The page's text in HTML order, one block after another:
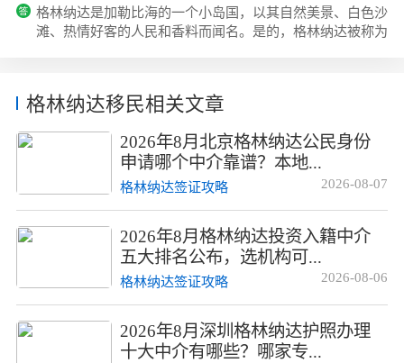
格林纳达是加勒比海的一个小岛国，以其自然美景、白色沙
滩、热情好客的人民和香料而闻名。是的，格林纳达被称为
格林纳达移民相关文章
2026年8月北京格林纳达公民身份
申请哪个中介靠谱？本地...
2026-08-07
格林纳达签证攻略
2026年8月格林纳达投资入籍中介
五大排名公布，选机构可...
2026-08-06
格林纳达签证攻略
2026年8月深圳格林纳达护照办理
十大中介有哪些？哪家专...